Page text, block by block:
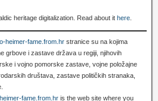
heritage digitalization. Read about it here
heimer-fame.from.hr stranice su na kojima
grbove i zastave država u regiji, njihovih
i vojno pomorske zastave, vojne položajne
društava, zastave političkih stranaka,
fame.from.hr is the web site where you